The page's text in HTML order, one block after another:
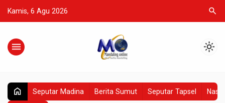
Kamis, 6 Agu 2026 search
menu light_mode
home Seputar Madina Berita Sumut Seputar Tapsel